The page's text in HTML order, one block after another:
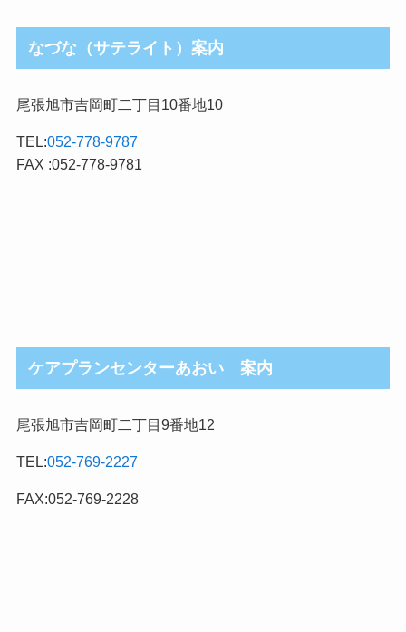
なづな（サテライト）案内
尾張旭市吉岡町二丁目10番地10
TEL:052-778-9787
FAX :052-778-9781
ケアプランセンターあおい 案内
尾張旭市吉岡町二丁目9番地12
TEL:052-769-2227
FAX:052-769-2228